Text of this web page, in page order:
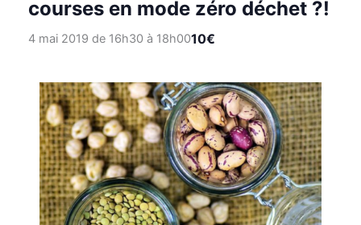
courses en mode zéro déchet ?!
4 mai 2019 de 16h30à 18h0010€